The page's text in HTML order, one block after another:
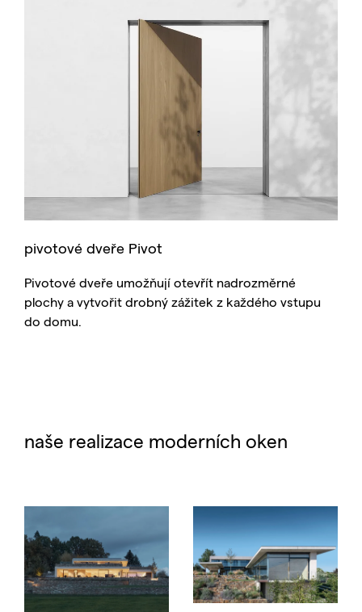
pivotové dveře Pivot
Pivotové dveře umožňují otevřít nadrozměrné
plochy a vytvořit drobný zážitek z každého vstupu
do domu.
naše realizace moderních oken